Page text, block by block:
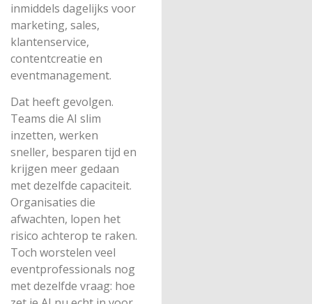
inmiddels dagelijks voor
marketing, sales,
klantenservice,
contentcreatie en
eventmanagement.
Dat heeft gevolgen.
Teams die AI slim
inzetten, werken
sneller, besparen tijd en
krijgen meer gedaan
met dezelfde capaciteit.
Organisaties die
afwachten, lopen het
risico achterop te raken.
Toch worstelen veel
eventprofessionals nog
met dezelfde vraag: hoe